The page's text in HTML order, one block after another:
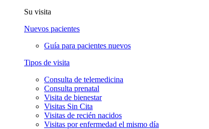
Su visita
Nuevos pacientes
Guía para pacientes nuevos
Tipos de visita
Consulta de telemedicina
Consulta prenatal
Visita de bienestar
Visitas Sin Cita
Visitas de recién nacidos
Visitas por enfermedad el mismo día